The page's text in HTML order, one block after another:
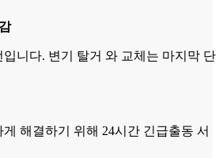
니다. 변기 탈거 와 교체는 마지막 단
해결하기 위해 24시간 긴급출동 서